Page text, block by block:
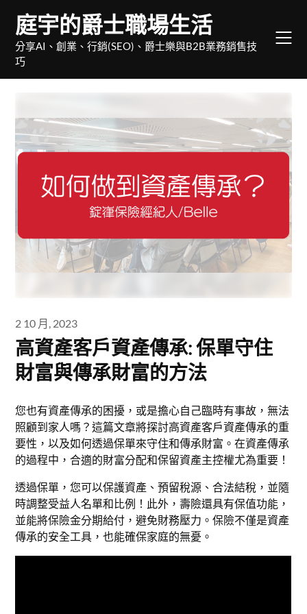
content
庭宇的爵士職場生活
分享AI、創業、行銷(SEO)、爵士樂與B2B業務銷售技
巧
2 10 月, 2023
高資產客戶資產傳承: 保單守住
財富與傳承財富的方法
您也有資產傳承的困擾，或是擔心自己臨時有事故，無法
照顧到家人嗎？這篇文章將探討高資產客戶資產傳承的重
要性，以及如何透過保單來守住和傳承財富。在資產傳承
的過程中，合適的財富分配和保留資產主控權尤為重要！
透過保單，您可以保護資產、預留稅源、合法結稅，並隨
時調整受益人名單和比例！此外，壽險還具有保值功能，
並能將保險金分期給付，避免財務壓力。保險不僅是資產
傳承的安全工具，也能確保家庭的無憂。